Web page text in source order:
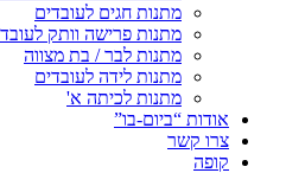
מתנות חגים לעובדים
מתנות פרישה וותק
מתנות לבר / בת מצווה
מתנות לידה לעובדים
מתנות לכיתה א'
אודות “ביום-בו”
צרו קשר
קופה